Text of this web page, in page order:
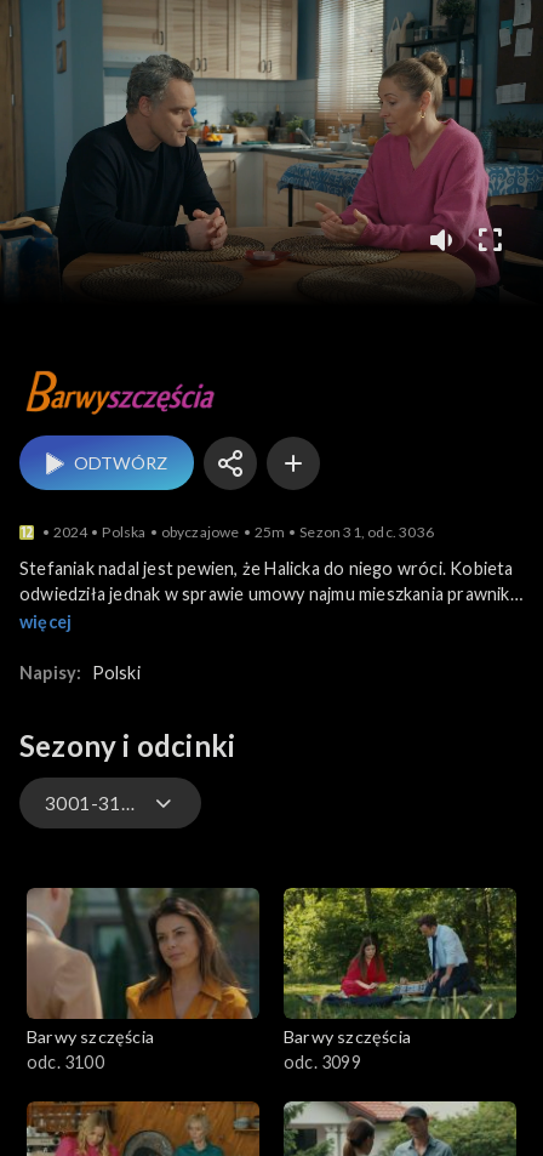
Barwy szczęścia
ODTWÓRZ
2024 Polska obyczajowe 25m Sezon 31, odc. 3036
Stefaniak nadal jest pewien, że Halicka do niego wróci. Kobieta
odwiedziła jednak w sprawie umowy najmu mieszkania prawnika.
W kancelarii Wanda wyraźnie okazuje niechęć Asi - po tym, jak
partnerowi aneks do umowy, a ten wykorzystuje okazję i znów
więcej
Napisy: Polski
Sezony i odcinki
3001-3100
3201-3300
3101-3200
3001-3100
2901-3000
Barwy szczęścia
odc. 3100
Barwy szczęścia
odc. 3099